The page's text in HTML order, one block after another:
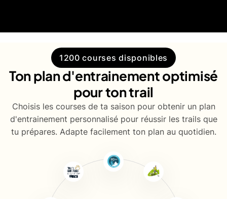
1200 courses disponibles
Ton plan d'entrainement optimisé
pour ton trail
Choisis les courses de ta saison pour obtenir un plan
d'entrainement personnalisé pour réussir les trails que
tu prépares. Adapte facilement ton plan au quotidien.